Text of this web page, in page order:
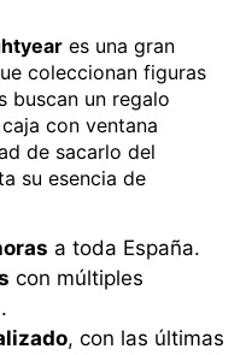
es una gran
coleccionan figuras
buscan un regalo
con ventana
de sacarlo del
su esencia de
a toda España.
con múltiples
, con las últimas